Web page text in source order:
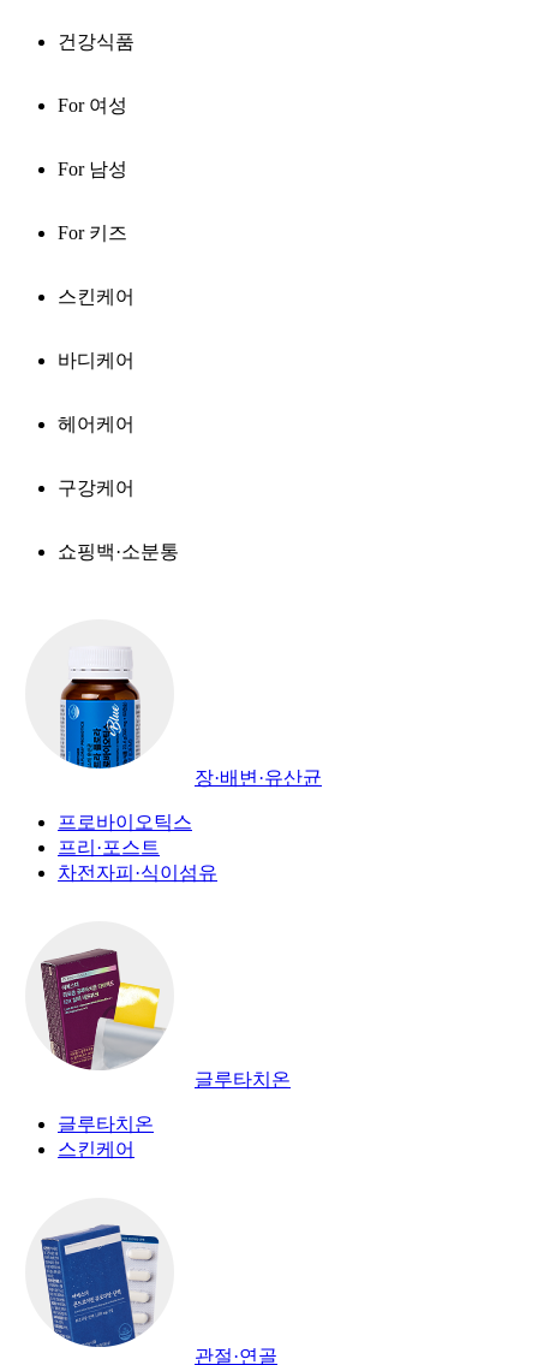
건강식품
For 여성
For 남성
For 키즈
스킨케어
바디케어
헤어케어
구강케어
쇼핑백·소분통
장·배변·유산균
프로바이오틱스
프리·포스트
차전자피·식이섬유
글루타치온
글루타치온
스킨케어
관절·연골